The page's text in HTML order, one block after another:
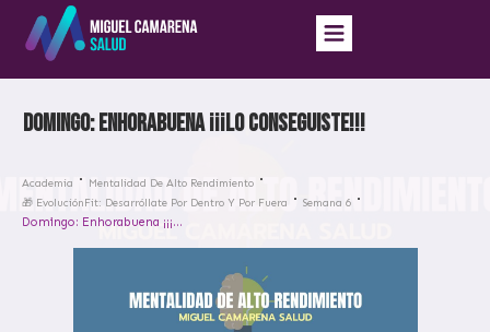
Domingo: Enhorabuena ¡¡¡LO CONSEGUISTE!!!
Academia
Mentalidad De Alto Rendimiento
🎁 EvoluciónFit: Desarróllate Por Dentro Y Por Fuera
Semana 6
Domingo: Enhorabuena ¡¡¡LO CONSEGUISTE!!!